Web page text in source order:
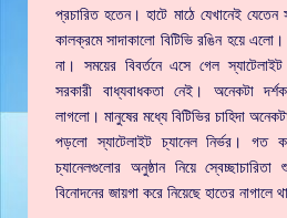
প্রচারিত হতেন। হাটে মাঠে যেখানেই যেতেন
কালক্রমে সাদাকালো বিটিভি রঙিন হয়ে
না। সময়ের বিবর্তনে এসে গেল
সরকারী বাধ্যবাধকতা নেই। অনেকটা
লাগলো। মানুষের মধ্যে বিটিভির চাহিদা
পড়লো স্যাটেলাইট চ্যানেল নির্ভর। গত
চ্যানেলগুলোর অনুষ্ঠান নিয়ে
বিনোদনের জায়গা করে নিয়েছে হাতের নাগালে